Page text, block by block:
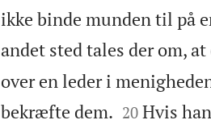
ikke binde munden til på
andet sted tales der om,
over en leder i
bekræfte dem.
20 Hvis